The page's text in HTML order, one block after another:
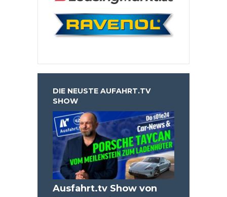
DIE NEUSTE AUFAHRT.TV
SHOW
Ausfahrt.tv Show von